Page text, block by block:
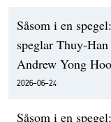
Såsom i en
speglar Thuy-
Andrew Yong
2026-06-24
Såsom i en